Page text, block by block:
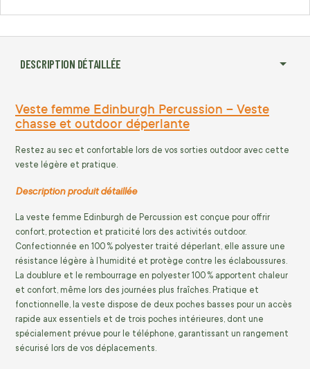
DESCRIPTION DÉTAILLÉE
Veste femme Edinburgh Percussion – Veste
chasse et outdoor déperlante
Restez au sec et confortable lors de vos sorties outdoor avec cette
veste légère et pratique.
Description produit détaillée
La veste femme Edinburgh de Percussion est conçue pour offrir
confort, protection et praticité lors des activités outdoor.
Confectionnée en 100 % polyester traité déperlant, elle assure une
résistance légère à l’humidité et protège contre les éclaboussures.
La doublure et le rembourrage en polyester 100 % apportent chaleur
et confort, même lors des journées plus fraîches. Pratique et
fonctionnelle, la veste dispose de deux poches basses pour un accès
rapide aux essentiels et de trois poches intérieures, dont une
spécialement prévue pour le téléphone, garantissant un rangement
sécurisé lors de vos déplacements.